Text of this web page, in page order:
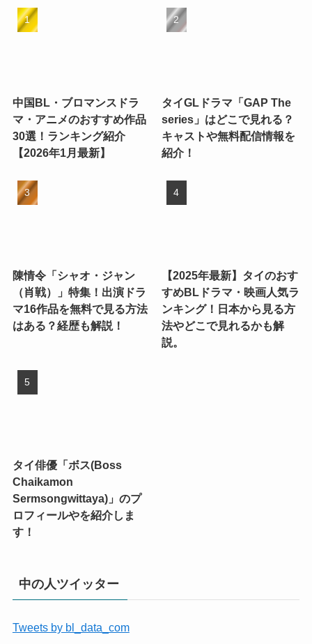
中国BL・ブロマンスドラ
マ・アニメのおすすめ作品
30選！ランキング紹介
【2026年1月最新】
タイGLドラマ「GAP The
series」はどこで見れる？
キャストや無料配信情報を
紹介！
陳情令「シャオ・ジャン
（肖戦）」特集！出演ドラ
マ16作品を無料で見る方法
はある？経歴も解説！
【2025年最新】タイのおす
すめBLドラマ・映画人気ラ
ンキング！日本から見る方
法やどこで見れるかも解
説。
タイ俳優「ボス(Boss
Chaikamon
Sermsongwittaya)」のプ
ロフィールやを紹介しま
す！
中の人ツイッター
Tweets by bl_data_com